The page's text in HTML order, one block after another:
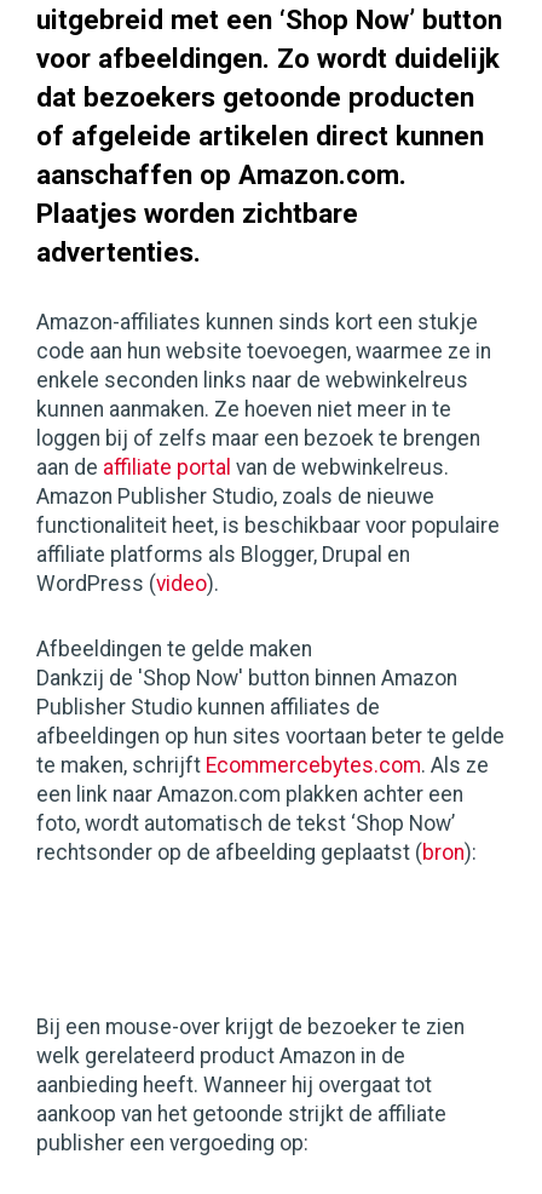
uitgebreid met een ‘Shop Now’ button
voor afbeeldingen. Zo wordt duidelijk
dat bezoekers getoonde producten
of afgeleide artikelen direct kunnen
aanschaffen op Amazon.com.
Plaatjes worden zichtbare
advertenties.
Amazon-affiliates kunnen sinds kort een stukje
code aan hun website toevoegen, waarmee ze in
enkele seconden links naar de webwinkelreus
kunnen aanmaken. Ze hoeven niet meer in te
loggen bij of zelfs maar een bezoek te brengen
aan de affiliate portal van de webwinkelreus.
Amazon Publisher Studio, zoals de nieuwe
functionaliteit heet, is beschikbaar voor populaire
affiliate platforms als Blogger, Drupal en
WordPress (video).
Afbeeldingen te gelde maken
Dankzij de 'Shop Now' button binnen Amazon
Publisher Studio kunnen affiliates de
afbeeldingen op hun sites voortaan beter te gelde
te maken, schrijft Ecommercebytes.com. Als ze
een link naar Amazon.com plakken achter een
foto, wordt automatisch de tekst ‘Shop Now’
rechtsonder op de afbeelding geplaatst (bron):
Bij een mouse-over krijgt de bezoeker te zien
welk gerelateerd product Amazon in de
aanbieding heeft. Wanneer hij overgaat tot
aankoop van het getoonde strijkt de affiliate
publisher een vergoeding op: